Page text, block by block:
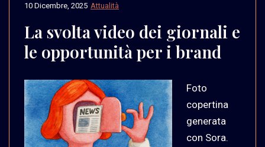
Attualità
10 Dicembre, 2025
La svolta video dei giornali e
le opportunità per i brand
Foto
copertina
generata
con Sora.